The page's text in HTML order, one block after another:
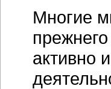
Многие
активно